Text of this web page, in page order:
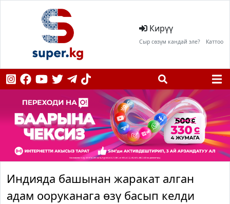
Кирүү
Сыр сөзүм кандай эле? Каттоо
Индияда башынан жаракат алган
адам ооруканага өзү басып келди